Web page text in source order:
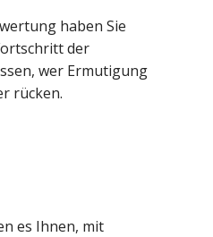
haben Sie
der
wer Ermutigung
rücken.
es Ihnen, mit